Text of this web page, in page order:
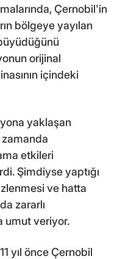
Çernobil'in
bölgeye yayılan
orijinal
içindeki
yaklaşan
zamanda
etkileri
Şimdiyse yaptığı
ve hatta
zararlı
umut veriyor.
yıl önce Çernobil